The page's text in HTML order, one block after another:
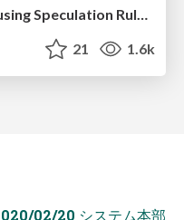
21 1.6k
02/20 システム本部